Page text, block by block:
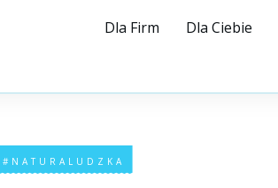
Dla Firm Dla Ciebie
#NATURALUDZKA